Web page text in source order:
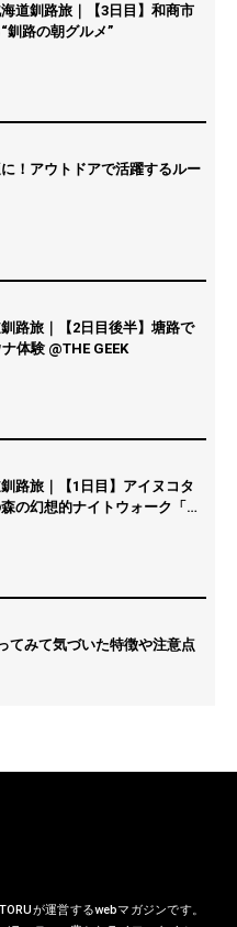
道釧路旅｜【3日目】和商市
釧路の朝グルメ”
！アウトドアで活躍するルー
路旅｜【2日目後半】塘路で
体験 @THE GEEK
路旅｜【1日目】アイヌコタ
の幻想的ナイトウォーク「カ
てみて気づいた特徴や注意点
が運営するwebマガジンです。